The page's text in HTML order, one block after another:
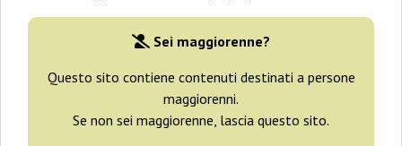
Sei maggiorenne?
Questo sito contiene contenuti destinati a persone
maggiorenni.
Se non sei maggiorenne, lascia questo sito.